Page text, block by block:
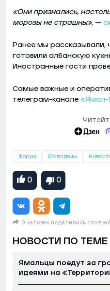
«Они признались,
морозы не страшны», —
Ранее мы рассказывали,
готовили албанскую
Иностранные гости
Самые важные и
телеграм-канале «Ямал-
Форум Молодежь
0 0
0 человек поделились статьей
НОВОСТИ ПО ТЕМЕ
Ямальцы поедут за
идеями на